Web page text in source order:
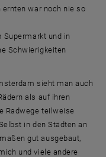
ernten war noch nie so
Supermarkt und in
Schwierigkeiten
sieht man auch
als auf ihren
Radwege teilweise
in den Städten an
gut ausgebaut,
und viele andere